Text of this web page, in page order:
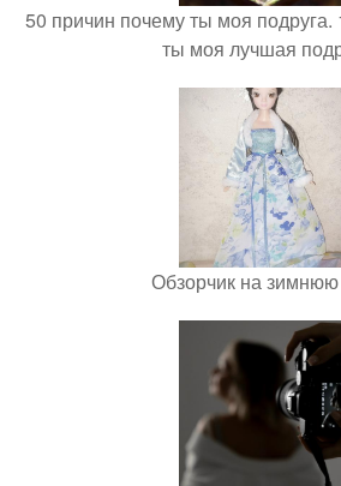
50 причин почему ты моя
ты моя лучшая
Обзорчик на зимнюю